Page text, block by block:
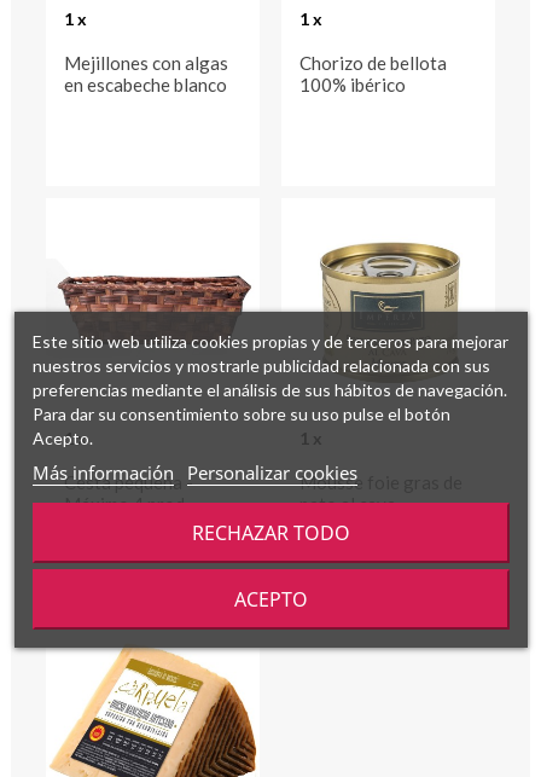
1 x
Mejillones con algas
en escabeche blanco
1 x
Chorizo de bellota
100% ibérico
1 x
Cesta pequeña -
Máximo 4 prod.
1 x
Mousse foie gras de
pato al cava
Este sitio web utiliza cookies propias y de terceros para mejorar
nuestros servicios y mostrarle publicidad relacionada con sus
preferencias mediante el análisis de sus hábitos de navegación.
Para dar su consentimiento sobre su uso pulse el botón
Acepto.
Más información Personalizar cookies
RECHAZAR TODO
ACEPTO